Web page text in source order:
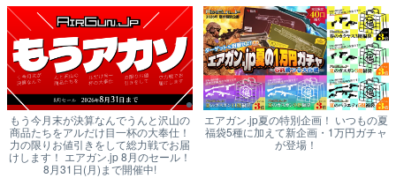
もう今月末が決算なんでうんと沢山の
商品たちをアルだけ目一杯の大奉仕！
力の限りお値引きをして総力戦でお届
けします！ エアガン.jp 8月のセール！
8月31日(月)まで開催中!
エアガン.jp夏の特別企画！ いつもの夏
福袋5種に加えて新企画・1万円ガチャ
が登場！